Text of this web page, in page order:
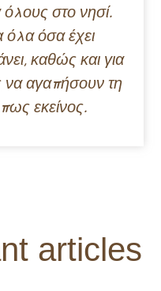
στο νησί.
όλα όσα έχει
καθώς και για
να αγαπήσουν τη
εκείνος.
articles